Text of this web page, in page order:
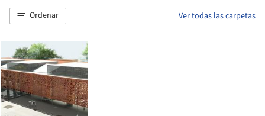
Ordenar Ver todas las carpetas